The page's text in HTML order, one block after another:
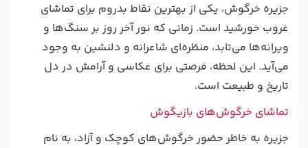
جزیره خرگوش، یکی از بهترین نقاط بدروم برای تماشای
غروب خورشید است. زمانی که نور آخر روز بر سنگ‌ها و
ویرانه‌ها می‌تابد، منظره‌ای شاعرانه و دلنشین به وجود
می‌آید. این لحظه، فرصتی برای عکاسی و آرامش در دل
تاریخ و طبیعت است.
تماشای خرگوش‌های بازیگوش
جزیره به خاطر حضور خرگوش‌های کوچک و آزاد، به نام